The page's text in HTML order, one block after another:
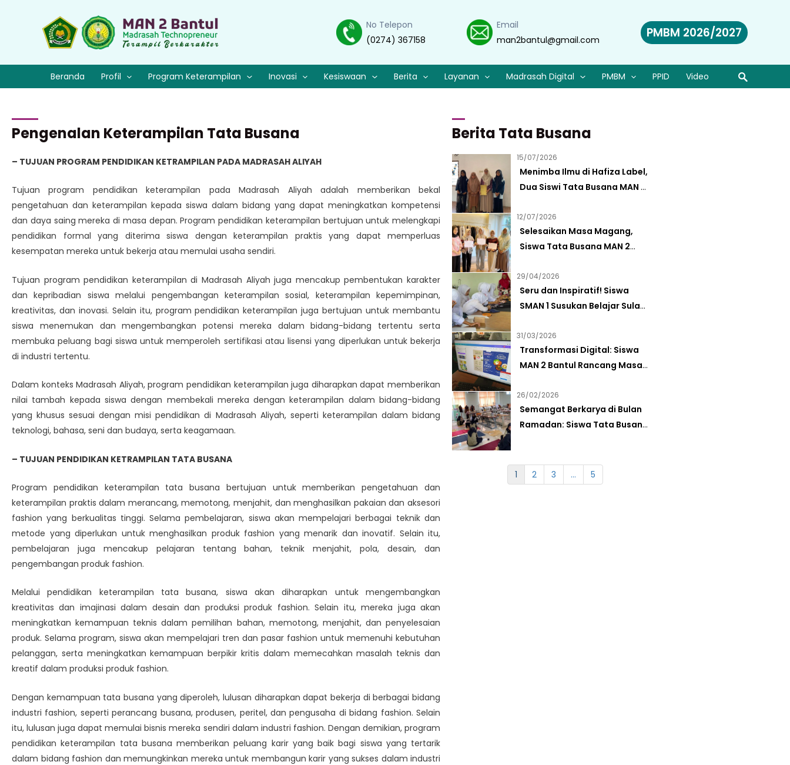
No Telepon
(0274) 367158
Email
man2bantul@gmail.com
PMBM 2026/2027
Beranda Profil Program Keterampilan Inovasi Kesiswaan Berita Layanan Madrasah Digital PMBM PPID Video
Pengenalan Keterampilan Tata Busana
– TUJUAN PROGRAM PENDIDIKAN KETRAMPILAN PADA MADRASAH ALIYAH
Tujuan program pendidikan keterampilan pada Madrasah Aliyah adalah memberikan bekal
pengetahuan dan keterampilan kepada siswa dalam bidang yang dapat meningkatkan kompetensi
dan daya saing mereka di masa depan. Program pendidikan keterampilan bertujuan untuk melengkapi
pendidikan formal yang diterima siswa dengan keterampilan praktis yang dapat memperluas
kesempatan mereka untuk bekerja atau memulai usaha sendiri.
Tujuan program pendidikan keterampilan di Madrasah Aliyah juga mencakup pembentukan karakter
dan kepribadian siswa melalui pengembangan keterampilan sosial, keterampilan kepemimpinan,
kreativitas, dan inovasi. Selain itu, program pendidikan keterampilan juga bertujuan untuk membantu
siswa menemukan dan mengembangkan potensi mereka dalam bidang-bidang tertentu serta
membuka peluang bagi siswa untuk memperoleh sertifikasi atau lisensi yang diperlukan untuk bekerja
di industri tertentu.
Dalam konteks Madrasah Aliyah, program pendidikan keterampilan juga diharapkan dapat memberikan
nilai tambah kepada siswa dengan membekali mereka dengan keterampilan dalam bidang-bidang
yang khusus sesuai dengan misi pendidikan di Madrasah Aliyah, seperti keterampilan dalam bidang
teknologi, bahasa, seni dan budaya, serta keagamaan.
– TUJUAN PENDIDIKAN KETRAMPILAN TATA BUSANA
Program pendidikan keterampilan tata busana bertujuan untuk memberikan pengetahuan dan
keterampilan praktis dalam merancang, memotong, menjahit, dan menghasilkan pakaian dan aksesori
fashion yang berkualitas tinggi. Selama pembelajaran, siswa akan mempelajari berbagai teknik dan
metode yang diperlukan untuk menghasilkan produk fashion yang menarik dan inovatif. Selain itu,
pembelajaran juga mencakup pelajaran tentang bahan, teknik menjahit, pola, desain, dan
pengembangan produk fashion.
Melalui pendidikan keterampilan tata busana, siswa akan diharapkan untuk mengembangkan
kreativitas dan imajinasi dalam desain dan produksi produk fashion. Selain itu, mereka juga akan
meningkatkan kemampuan teknis dalam pemilihan bahan, memotong, menjahit, dan penyelesaian
produk. Selama program, siswa akan mempelajari tren dan pasar fashion untuk memenuhi kebutuhan
pelanggan, serta meningkatkan kemampuan berpikir kritis dalam memecahkan masalah teknis dan
kreatif dalam produksi produk fashion.
Dengan kemampuan tata busana yang diperoleh, lulusan diharapkan dapat bekerja di berbagai bidang
industri fashion, seperti perancang busana, produsen, peritel, dan pengusaha di bidang fashion. Selain
itu, lulusan juga dapat memulai bisnis mereka sendiri dalam industri fashion. Dengan demikian, program
pendidikan keterampilan tata busana memberikan peluang karir yang baik bagi siswa yang tertarik
dalam bidang fashion dan memungkinkan mereka untuk membangun karir yang sukses dalam industri
Berita Tata Busana
Menimba Ilmu di Hafiza Label,
Dua Siswi Tata Busana MAN 2
15/07/2026
Selesaikan Masa Magang,
Siswa Tata Busana MAN 2
Putic
12/07/2026
Seru dan Inspiratif! Siswa
SMAN 1 Susukan Belajar Sulam
29/04/2026
Transformasi Digital: Siswa
MAN 2 Bantul Rancang Masa
Berbasis Canva Edu
31/03/2026
Semangat Berkarya di Bulan
Ramadan: Siswa Tata Busana
26/02/2026
1 2 3 … 5